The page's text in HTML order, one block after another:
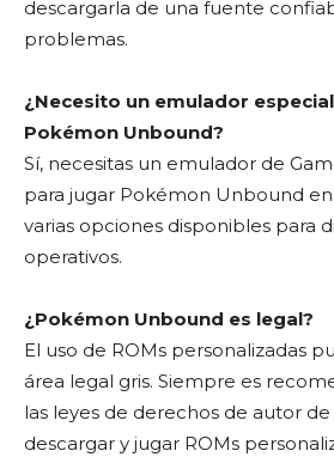
descargarla de una fuente
problemas.
¿Necesito un emulador
Pokémon Unbound?
Sí, necesitas un emulador de
para jugar Pokémon Unbound
varias opciones disponibles para
operativos.
¿Pokémon Unbound es legal?
El uso de ROMs personalizadas
área legal gris. Siempre es
las leyes de derechos de autor
descargar y jugar ROMs